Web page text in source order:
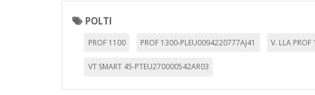
POLTI
PROF 1100 PROF 1300-PLEU0094220777AJ41 V. LLA
VT SMART 45-PTEU270000542AR03
_evAd, _evCoupon, _evSubscription, _evPromt